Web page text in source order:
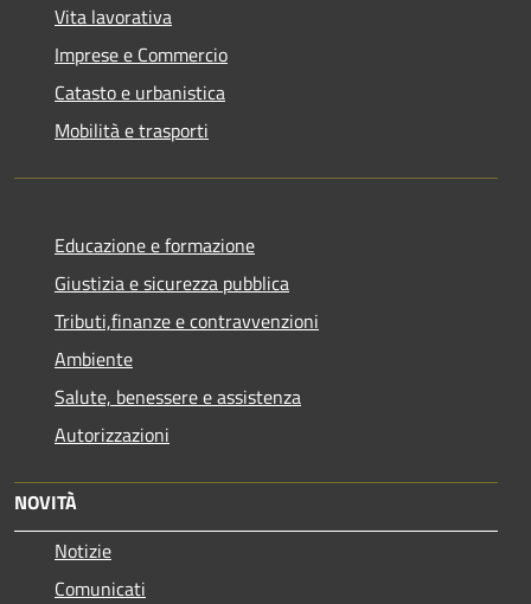
Vita lavorativa
Imprese e Commercio
Catasto e urbanistica
Mobilità e trasporti
Educazione e formazione
Giustizia e sicurezza pubblica
Tributi,finanze e contravvenzioni
Ambiente
Salute, benessere e assistenza
Autorizzazioni
NOVITÀ
Notizie
Comunicati